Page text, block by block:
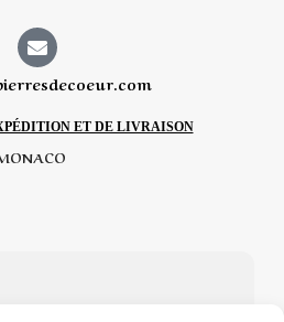
ET DE LIVRAISON